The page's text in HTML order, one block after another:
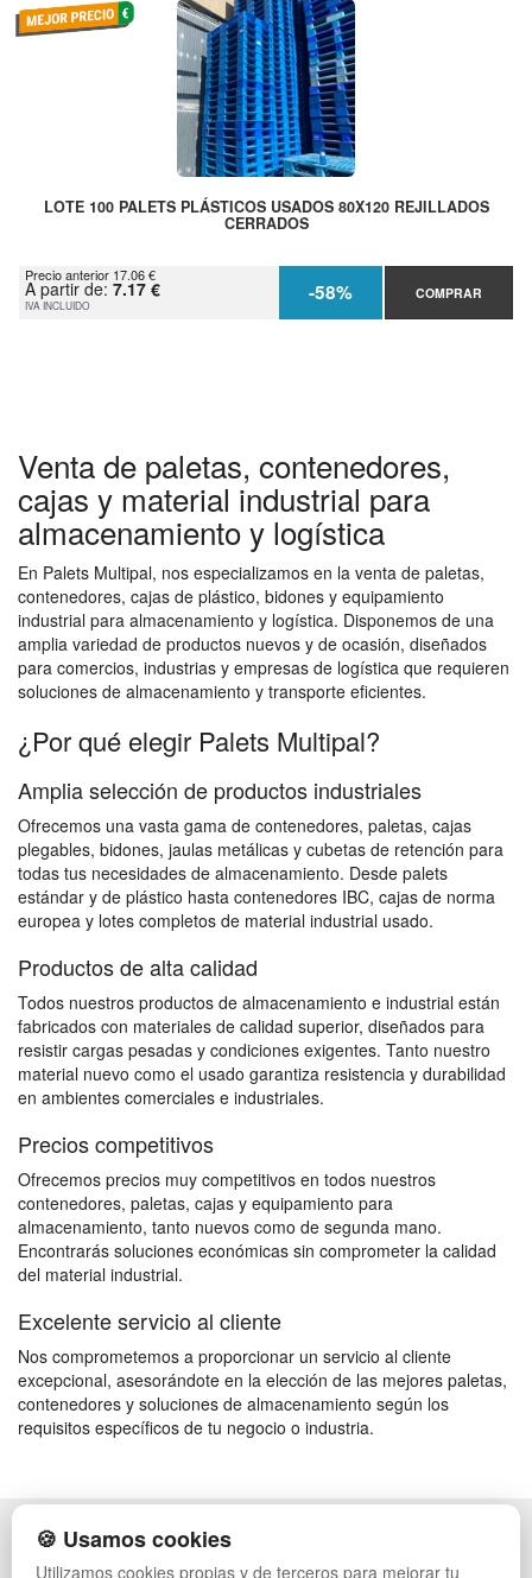
LOTE 100 PALETS PLÁSTICOS USADOS 80X120 REJILLADOS
CERRADOS
Precio anterior 17.06 €
A partir de: 7.17 €
IVA INCLUIDO -58% COMPRAR
Venta de paletas, contenedores,
cajas y material industrial para
almacenamiento y logística
En Palets Multipal, nos especializamos en la venta de paletas,
contenedores, cajas de plástico, bidones y equipamiento
industrial para almacenamiento y logística. Disponemos de una
amplia variedad de productos nuevos y de ocasión, diseñados
para comercios, industrias y empresas de logística que requieren
soluciones de almacenamiento y transporte eficientes.
¿Por qué elegir Palets Multipal?
Amplia selección de productos industriales
Ofrecemos una vasta gama de contenedores, paletas, cajas
plegables, bidones, jaulas metálicas y cubetas de retención para
todas tus necesidades de almacenamiento. Desde palets
estándar y de plástico hasta contenedores IBC, cajas de norma
europea y lotes completos de material industrial usado.
Productos de alta calidad
Todos nuestros productos de almacenamiento e industrial están
fabricados con materiales de calidad superior, diseñados para
resistir cargas pesadas y condiciones exigentes. Tanto nuestro
material nuevo como el usado garantiza resistencia y durabilidad
en ambientes comerciales e industriales.
Precios competitivos
Ofrecemos precios muy competitivos en todos nuestros
contenedores, paletas, cajas y equipamiento para
almacenamiento, tanto nuevos como de segunda mano.
Encontrarás soluciones económicas sin comprometer la calidad
del material industrial.
Excelente servicio al cliente
Nos comprometemos a proporcionar un servicio al cliente
excepcional, asesorándote en la elección de las mejores paletas,
contenedores y soluciones de almacenamiento según los
requisitos específicos de tu negocio o industria.
POLÍTICA DE PRIVACIDAD
CONDICIONES DE USO
🍪 Usamos cookies
Utilizamos cookies propias y de terceros para mejorar tu